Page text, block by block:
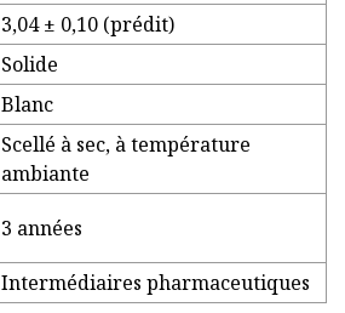
3,04 ± 0,10 (prédit)
Solide
Blanc
Scellé à sec, à température
ambiante
3 années
Intermédiaires pharmaceutiques